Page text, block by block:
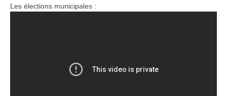
Les élections municipales :